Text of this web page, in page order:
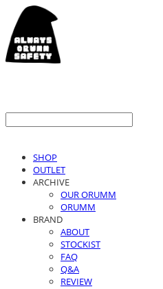
SHOP
OUTLET
ARCHIVE
OUR ORUMM
ORUMM
BRAND
ABOUT
STOCKIST
FAQ
Q&A
REVIEW